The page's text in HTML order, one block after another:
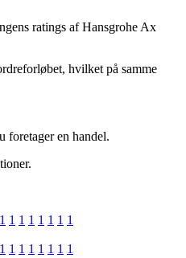
ratings af Hansgrohe Ax
hvilket på samme
foretager en handel.
1 1 1 1 1 1 1 1
1 1 1 1 1 1 1 1